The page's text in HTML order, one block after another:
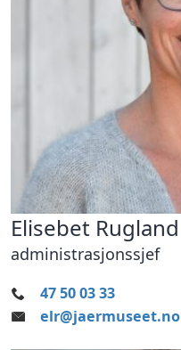
Elisebet Rugland
administrasjonssjef
47 50 03 33
elr@jaermuseet.no